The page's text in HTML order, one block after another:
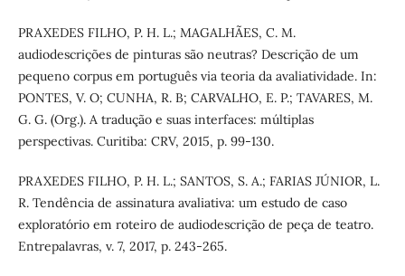
PRAXEDES FILHO, P. H. L.; MAGALHÃES, C. M.
audiodescrições de pinturas são neutras? Descrição de um
pequeno corpus em português via teoria da avaliatividade. In:
PONTES, V. O; CUNHA, R. B; CARVALHO, E. P.; TAVARES, M.
G. G. (Org.). A tradução e suas interfaces: múltiplas
perspectivas. Curitiba: CRV, 2015, p. 99-130.
PRAXEDES FILHO, P. H. L.; SANTOS, S. A.; FARIAS JÚNIOR, L.
R. Tendência de assinatura avaliativa: um estudo de caso
exploratório em roteiro de audiodescrição de peça de teatro.
Entrepalavras, v. 7, 2017, p. 243-265.